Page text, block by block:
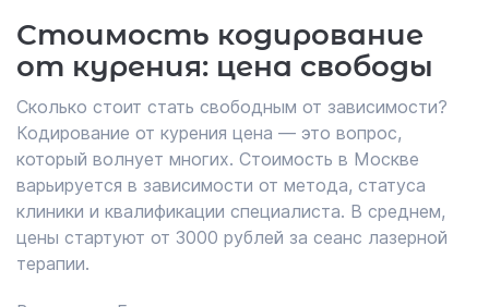
Стоимость кодирование
от курения: цена свободы
Сколько стоит стать свободным от зависимости?
Кодирование от курения цена — это вопрос,
который волнует многих. Стоимость в Москве
варьируется в зависимости от метода, статуса
клиники и квалификации специалиста. В среднем,
цены стартуют от 3000 рублей за сеанс лазерной
терапии.